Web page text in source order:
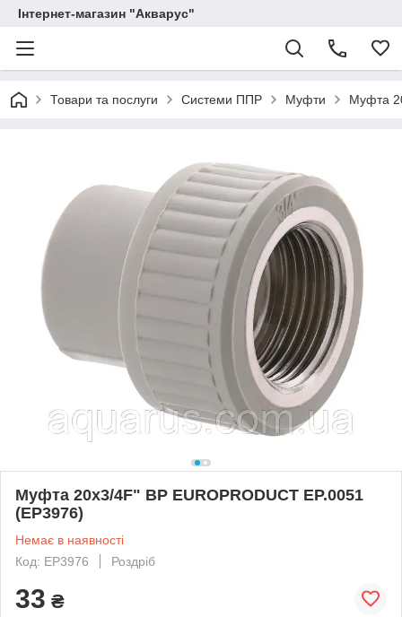
Інтернет-магазин "Акварус"
Товари та послуги Системи ППР Муфти Муфта
Муфта 20x3/4F" ВР EUROPRODUCT EP.0051
(EP3976)
Немає в наявності
Код: EP3976
Роздріб
33 ₴